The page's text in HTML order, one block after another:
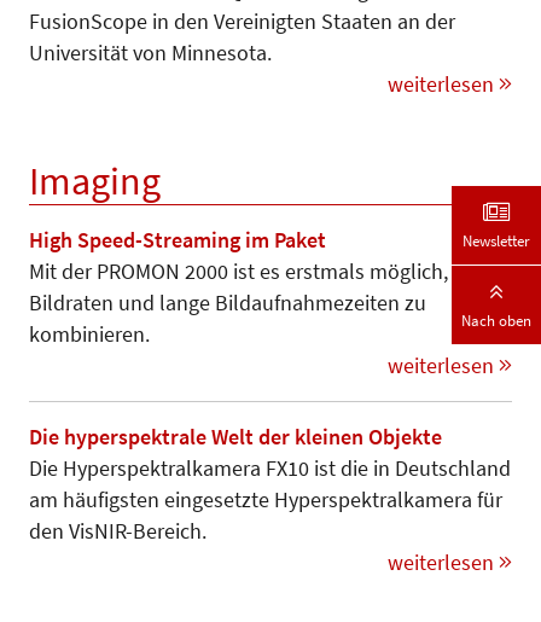
FusionScope in den Vereinigten Staaten an der
Universität von Minnesota.
weiterlesen
Imaging
High Speed-Streaming im Paket
Mit der PROMON 2000 ist es erstmals möglich, hohe
Bildraten und lange Bildaufnahmezeiten zu
kombinieren.
weiterlesen
Die hyperspektrale Welt der kleinen Objekte
Die Hyperspektralkamera FX10 ist die in Deutschland
am häufigsten eingesetzte Hyperspektralkamera für
den VisNIR-Bereich.
weiterlesen
Newsletter
Nach oben